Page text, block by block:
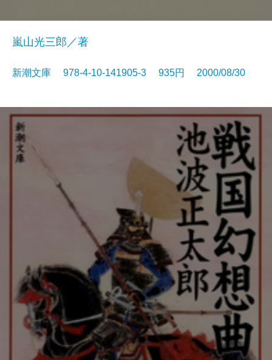
嵐山光三郎／著
新潮文庫 978-4-10-141905-3 935円 2000/08/30